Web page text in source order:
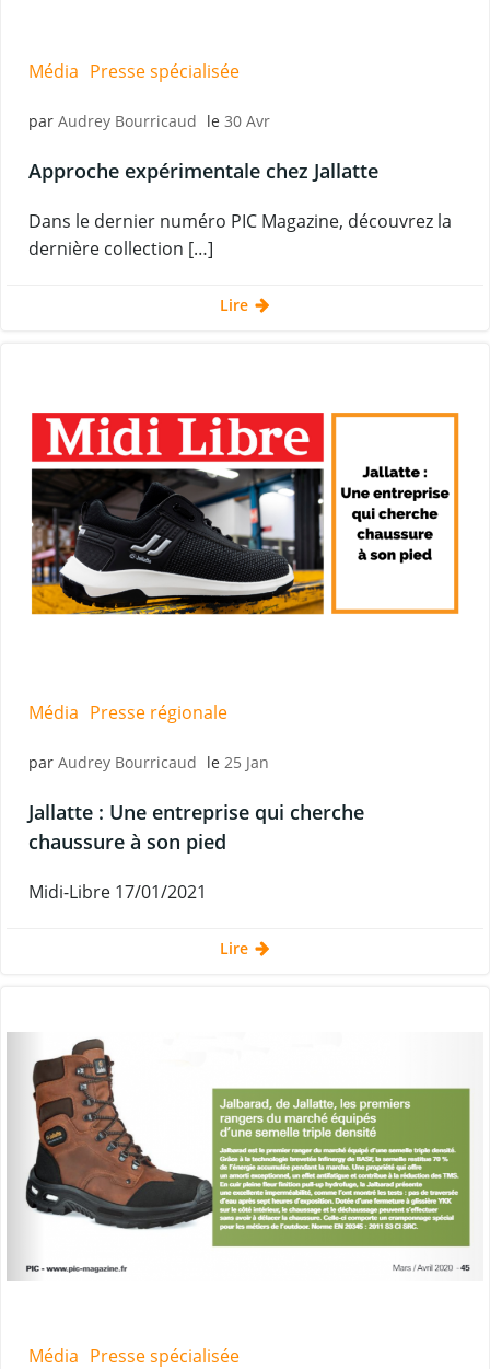
Média Presse spécialisée
par Audrey Bourricaud le 30 Avr
Approche expérimentale chez Jallatte
Dans le dernier numéro PIC Magazine, découvrez la
dernière collection […]
Lire
Média Presse régionale
par Audrey Bourricaud le 25 Jan
Jallatte : Une entreprise qui cherche
chaussure à son pied
Midi-Libre 17/01/2021
Lire
Média Presse spécialisée